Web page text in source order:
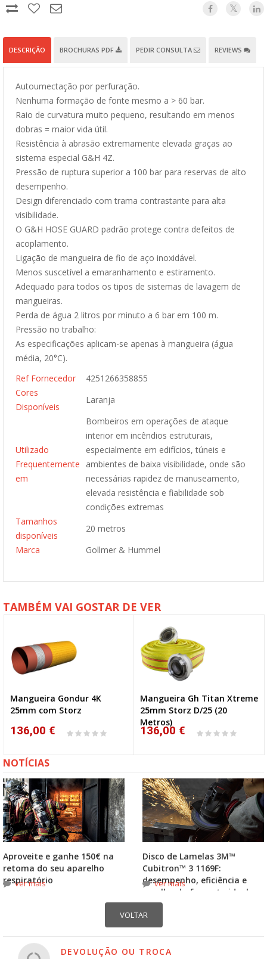
DESCRIÇÃO BROCHURAS PDF PEDIR CONSULTA REVIEWS
Autoumectação por perfuração.
Nenhuma formação de fonte mesmo a > 60 bar.
Raio de curvatura muito pequeno, resultando em menos
dobras = maior vida útil.
Resistência à abrasão extremamente elevada graças ao
sistema especial G&H 4Z.
Pressão de ruptura superior a 100 bar para reservas de alto
desempenho.
Design diferenciado com trama contrastante para alta
visibilidade.
O G&H HOSE GUARD padrão protege contra defeitos de
acoplamento.
Ligação de mangueira de fio de aço inoxidável.
Menos suscetível a emaranhamento e estiramento.
Adequado para todos os tipos de sistemas de lavagem de
mangueiras.
Perda de água 2 litros por minuto a 6 bar em 100 m.
Pressão no trabalho:
As especificações aplicam-se apenas à mangueira (água
média, 20°C).
Ref Fornecedor
4251266358855
Cores
Disponíveis
Laranja
Utilizado
Frequentemente
em
Bombeiros em operações de ataque
interior em incêndios estruturais,
especialmente em edifícios, túneis e
ambientes de baixa visibilidade, onde são
necessárias rapidez de manuseamento,
elevada resistência e fiabilidade sob
condições extremas
Tamanhos
disponíveis
20 metros
Marca
Gollmer & Hummel
TAMBÉM VAI GOSTAR DE VER
Mangueira Gondur 4K
25mm com Storz
136,00 €
Mangueira Gh Titan Xtreme
25mm Storz D/25 (20
Metros)
136,00 €
NOTÍCIAS
Aproveite e ganhe 150€ na
retoma do seu aparelho
respiratório
ver mais
Disco de Lamelas 3M™
Cubitron™ 3 1169F:
desempenho, eficiência e
escolha do formato ideal
ver mais
DEVOLUÇÃO OU TROCA